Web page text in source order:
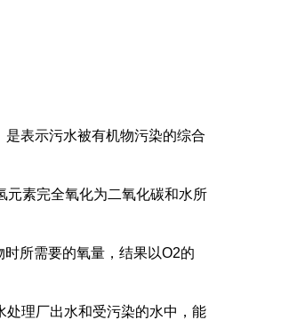
表示污水被有机物污染的综合
元素完全氧化为二氧化碳和水所
所需要的氧量，结果以O2的
理厂出水和受污染的水中，能